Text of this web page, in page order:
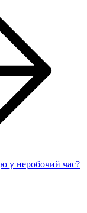
у неробочий час?